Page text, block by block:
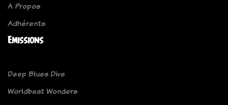
A Propos
Adhérents
Emissions
Deep Blues Dive
Worldbeat Wonders